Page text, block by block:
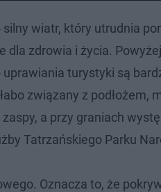
wiatr, który utrudnia
dla zdrowia i życia.
turystyki są
związany z podłożem,
a przy graniach
Tatrzańskiego Parku
Oznacza to, że